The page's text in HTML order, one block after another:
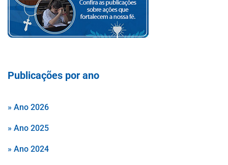
Publicações por ano
» Ano 2026
» Ano 2025
» Ano 2024